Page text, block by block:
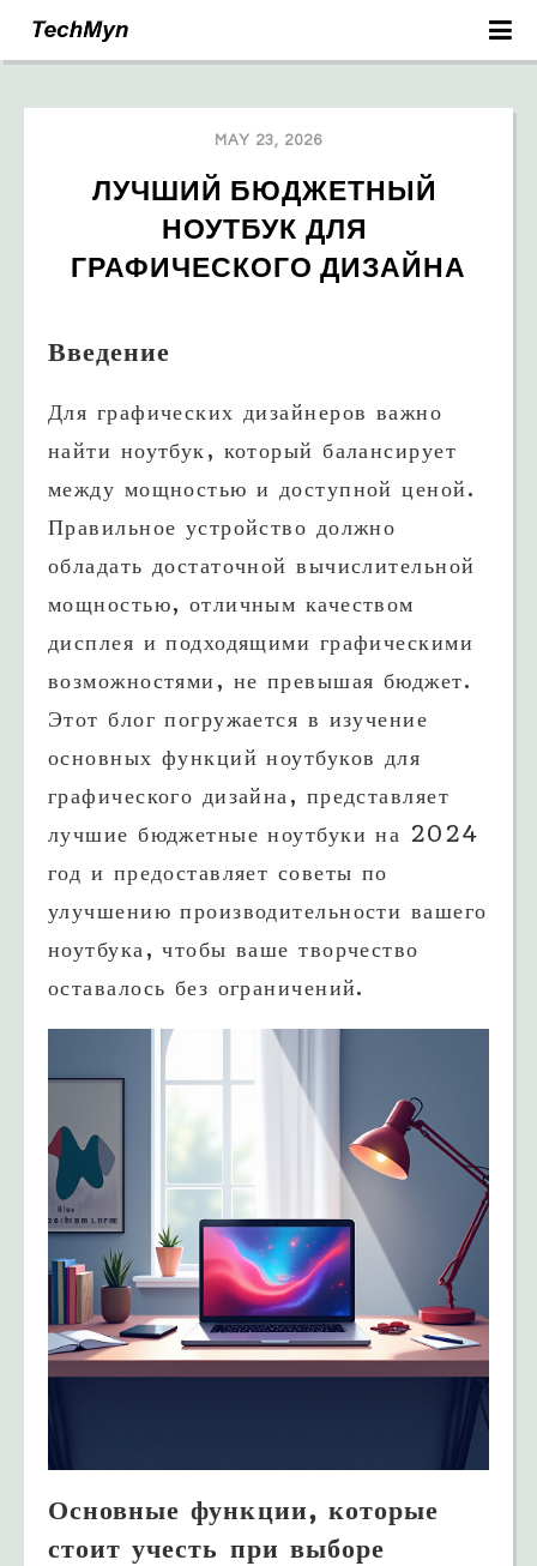
MAY 23, 2026
ЛУЧШИЙ БЮДЖЕТНЫЙ
НОУТБУК ДЛЯ
ГРАФИЧЕСКОГО ДИЗАЙНА
Введение
Для графических дизайнеров важно
найти ноутбук, который балансирует
между мощностью и доступной ценой.
Правильное устройство должно
обладать достаточной вычислительной
мощностью, отличным качеством
дисплея и подходящими графическими
возможностями, не превышая бюджет.
Этот блог погружается в изучение
основных функций ноутбуков для
графического дизайна, представляет
лучшие бюджетные ноутбуки на 2024
год и предоставляет советы по
улучшению производительности вашего
ноутбука, чтобы ваше творчество
оставалось без ограничений.
Основные функции, которые
стоит учесть при выборе